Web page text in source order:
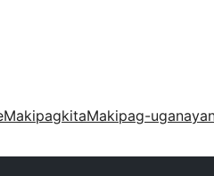
MakipagkitaMakipag-